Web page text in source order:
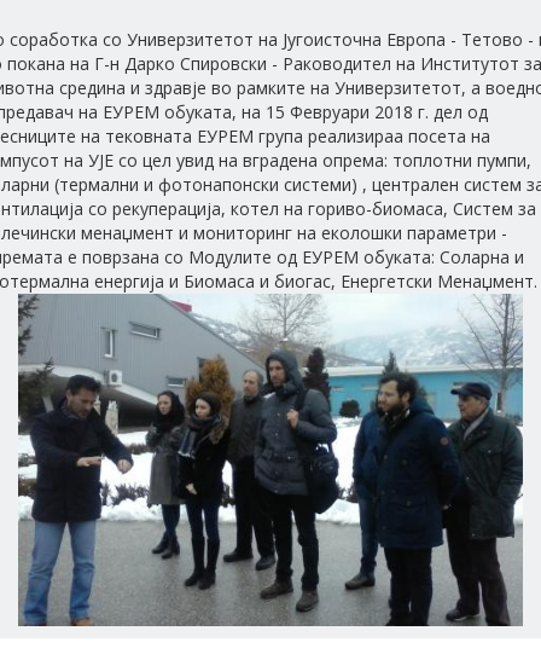
соработка со Универзитетот на Југоисточна Европа - Тетово -
покана на Г-н Дарко Спировски - Раководител на Институтот за
средина и здравје во рамките на Универзитетот, а
на ЕУРЕМ обуката, на 15 Февруари 2018 г. дел од
на тековната ЕУРЕМ група реализираа посета на
на УЈЕ со цел увид на вградена опрема: топлотни пумпи,
(термални и фотонапонски системи) , централен систем
со рекуперација, котел на гориво-биомаса, Систем за
менаџмент и мониторинг на еколошки параметри -
е поврзана со Модулите од ЕУРЕМ обуката: Соларна и
енергија и Биомаса и биогас, Енергетски Менаџмент.